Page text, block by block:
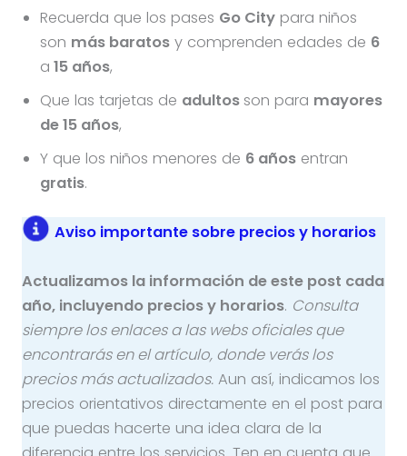
Recuerda que los pases Go Citypara niños
son más baratosy comprenden edades de 6
a 15 años,
Que las tarjetas de adultos son para mayores
de 15 años,
Y que los niños menores de 6 añosentran
gratis.
Aviso importante sobre precios y horarios
Actualizamos la información de este post cada
año, incluyendo precios y horarios. Consulta
siempre los enlaces a las webs oficiales que
encontrarás en el artículo, donde verás los
precios más actualizados.Aun así, indicamos los
precios orientativos directamente en el post para
que puedas hacerte una idea clara de la